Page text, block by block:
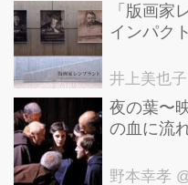
「版画家
インパク
洋美術館
井上美也
夜の葉〜
の血に流
野本幸孝